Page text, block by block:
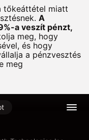
tőkeáttétel miatt
A
a veszít pénzt,
meg, hogy
és hogy
a pénzvesztés
meg